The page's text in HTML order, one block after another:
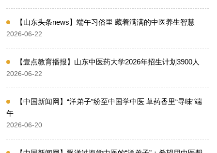
【山东头条news】端午习俗里 藏着满满的中医养生智慧
2026-06-22
【壹点教育播报】山东中医药大学2026年招生计划3900人
2026-06-22
【中国新闻网】“洋弟子”纷至中国学中医 草药香里“寻味”端
午
2026-06-20